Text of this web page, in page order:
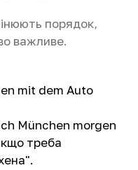
порядок,
важливе.
mit dem Auto
München morgen
треба